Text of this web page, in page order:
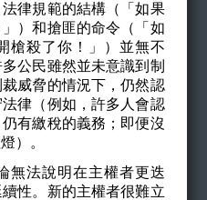
律規範的結構（「如果
）和搶匪的命令（「如
槍殺了你！」）並無不
公民雖然並未意識到制
威脅的情況下，仍然認
律（例如，許多人會認
有繳稅的義務；即便沒
）。
法說明在主權者更迭
性。新的主權者很難立